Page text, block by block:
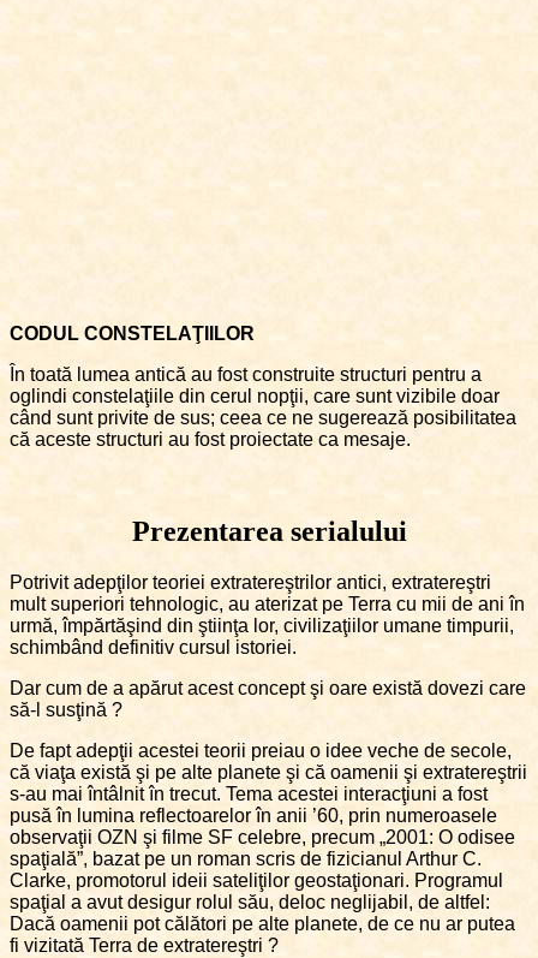
CODUL CONSTELAŢIILOR
În toată lumea antică au fost construite structuri pentru a
oglindi constelaţiile din cerul nopţii, care sunt vizibile doar
când sunt privite de sus; ceea ce ne sugerează posibilitatea
că aceste structuri au fost proiectate ca mesaje.
Prezentarea serialului
Potrivit adepţilor teoriei extratereştrilor antici, extratereştri
mult superiori tehnologic, au aterizat pe Terra cu mii de ani în
urmă, împărtăşind din ştiinţa lor, civilizaţiilor umane timpurii,
schimbând definitiv cursul istoriei.
Dar cum de a apărut acest concept şi oare există dovezi care
să-l susţină ?
De fapt adepţii acestei teorii preiau o idee veche de secole,
că viaţa există şi pe alte planete şi că oamenii şi extratereştrii
s-au mai întâlnit în trecut. Tema acestei interacţiuni a fost
pusă în lumina reflectoarelor în anii ’60, prin numeroasele
observaţii OZN şi filme SF celebre, precum „2001: O odisee
spaţială”, bazat pe un roman scris de fizicianul Arthur C.
Clarke, promotorul ideii sateliţilor geostaţionari. Programul
spaţial a avut desigur rolul său, deloc neglijabil, de altfel:
Dacă oamenii pot călători pe alte planete, de ce nu ar putea
fi vizitată Terra de extratereştri ?